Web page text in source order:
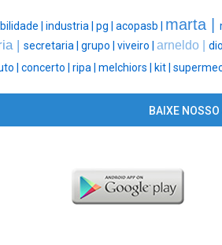
| industria | pg | acopasb | marta |
| secretaria | grupo | viveiro | arneldo |
| concerto | ripa | melchiors | kit |
BAIXE